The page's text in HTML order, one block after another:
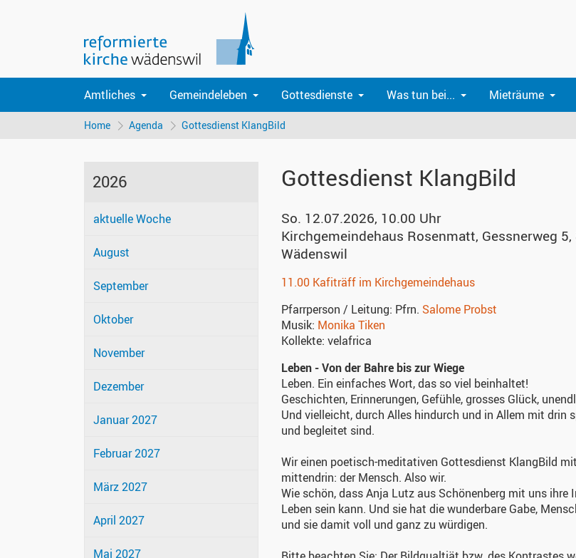
Amtliches Gemeindeleben Gottesdienste Was tun bei... Mieträume
Home Agenda Gottesdienst KlangBild
2026
aktuelle Woche
August
September
Oktober
November
Dezember
Januar 2027
Februar 2027
März 2027
April 2027
Mai 2027
Gottesdienst KlangBild
So. 12.07.2026, 10.00 Uhr
Kirchgemeindehaus Rosenmatt, Gessnerweg
Wädenswil
11.00 Kafiträff im Kirchgemeindehaus
Pfarrperson / Leitung: Pfrn. Salome Probst
Musik: Monika Tiken
Kollekte: velafrica
Leben - Von der Bahre bis zur Wiege
Leben. Ein einfaches Wort, das so viel beinhaltet!
Geschichten, Erinnerungen, Gefühle, grosses Glück,
Und vielleicht, durch Alles hindurch und in Allem mit drin
und begleitet sind.
Wir einen poetisch-meditativen Gottesdienst KlangBild
mittendrin: der Mensch. Also wir.
Wie schön, dass Anja Lutz aus Schönenberg mit uns
Leben sein kann. Und sie hat die wunderbare Gabe,
und sie damit voll und ganz zu würdigen.